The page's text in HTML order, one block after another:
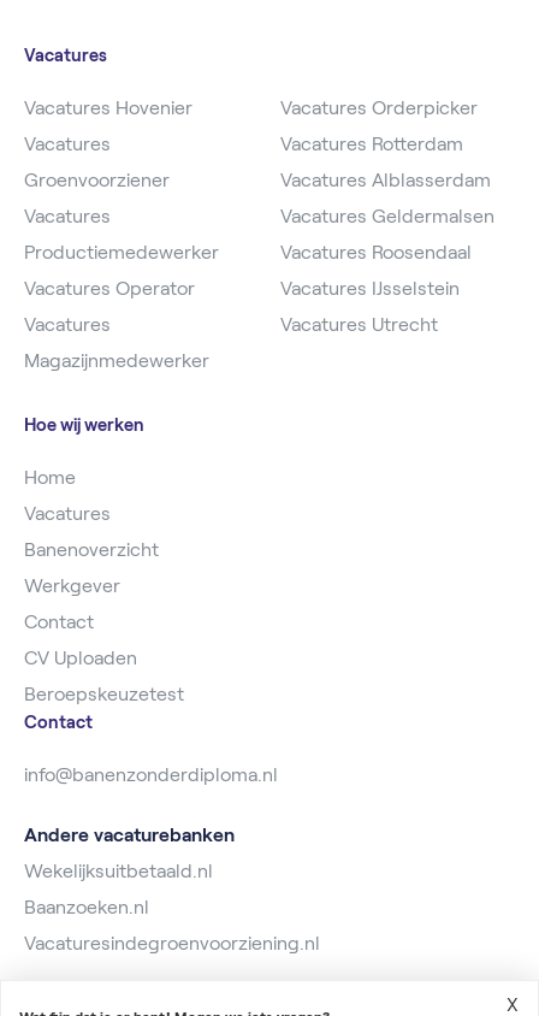
Vacatures
Vacatures Hovenier
Vacatures
Groenvoorziener
Vacatures
Productiemedewerker
Vacatures Operator
Vacatures
Magazijnmedewerker
Vacatures Orderpicker
Vacatures Rotterdam
Vacatures Alblasserdam
Vacatures Geldermalsen
Vacatures Roosendaal
Vacatures IJsselstein
Vacatures Utrecht
Hoe wij werken
Home
Vacatures
Banenoverzicht
Werkgever
Contact
CV Uploaden
Beroepskeuzetest
Contact
info@banenzonderdiploma.nl
Andere vacaturebanken
Wekelijksuitbetaald.nl
Baanzoeken.nl
Vacaturesindegroenvoorziening.nl
X